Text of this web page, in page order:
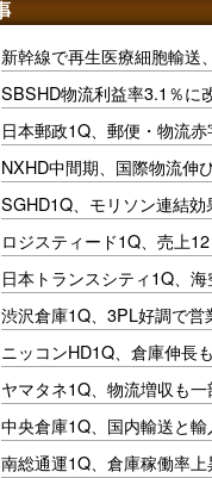
新幹線で再生医療細胞輸送
SBSHD物流利益率3.1％に
日本郵政1Q、郵便・物流
NXHD中間期、国際物流伸
SGHD1Q、モリソン連結
ロジスティード1Q、売上
日本トランスシティ1Q、
渋沢倉庫1Q、3PL好調で営
ニッコンHD1Q、倉庫伸長
ヤマタネ1Q、物流増収も
中央倉庫1Q、国内輸送と
南総通運1Q、倉庫稼働率